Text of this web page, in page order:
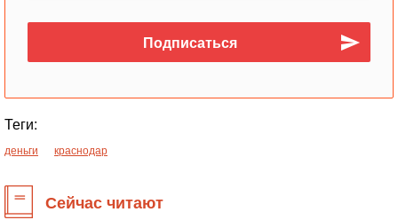
Теги:
деньги краснодар
Сейчас читают